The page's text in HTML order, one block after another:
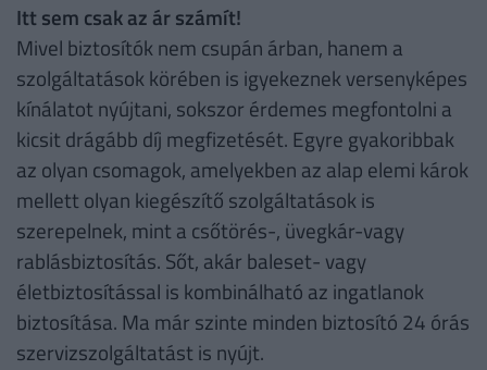
Itt sem csak az ár számít!
Mivel biztosítók nem csupán árban, hanem a
szolgáltatások körében is igyekeznek versenyképes
kínálatot nyújtani, sokszor érdemes megfontolni a
kicsit drágább díj megfizetését. Egyre gyakoribbak
az olyan csomagok, amelyekben az alap elemi károk
mellett olyan kiegészítő szolgáltatások is
szerepelnek, mint a csőtörés-, üvegkár-vagy
rablásbiztosítás. Sőt, akár baleset- vagy
életbiztosítással is kombinálható az ingatlanok
biztosítása. Ma már szinte minden biztosító 24 órás
szervizszolgáltatást is nyújt.